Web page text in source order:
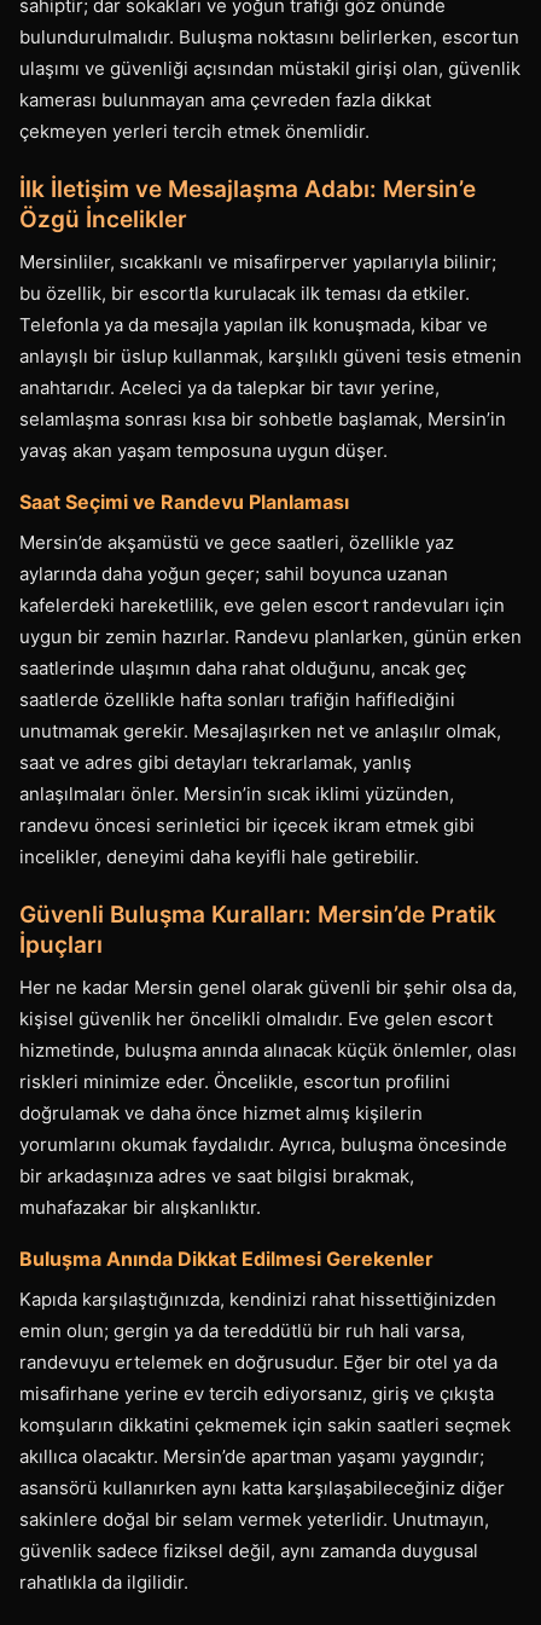
sahiptir; dar sokakları ve yoğun trafiği göz önünde
bulundurulmalıdır. Buluşma noktasını belirlerken, escortun
ulaşımı ve güvenliği açısından müstakil girişi olan, güvenlik
kamerası bulunmayan ama çevreden fazla dikkat
çekmeyen yerleri tercih etmek önemlidir.
İlk İletişim ve Mesajlaşma Adabı: Mersin’e
Özgü İncelikler
Mersinliler, sıcakkanlı ve misafirperver yapılarıyla bilinir;
bu özellik, bir escortla kurulacak ilk teması da etkiler.
Telefonla ya da mesajla yapılan ilk konuşmada, kibar ve
anlayışlı bir üslup kullanmak, karşılıklı güveni tesis etmenin
anahtarıdır. Aceleci ya da talepkar bir tavır yerine,
selamlaşma sonrası kısa bir sohbetle başlamak, Mersin’in
yavaş akan yaşam temposuna uygun düşer.
Saat Seçimi ve Randevu Planlaması
Mersin’de akşamüstü ve gece saatleri, özellikle yaz
aylarında daha yoğun geçer; sahil boyunca uzanan
kafelerdeki hareketlilik, eve gelen escort randevuları için
uygun bir zemin hazırlar. Randevu planlarken, günün erken
saatlerinde ulaşımın daha rahat olduğunu, ancak geç
saatlerde özellikle hafta sonları trafiğin hafiflediğini
unutmamak gerekir. Mesajlaşırken net ve anlaşılır olmak,
saat ve adres gibi detayları tekrarlamak, yanlış
anlaşılmaları önler. Mersin’in sıcak iklimi yüzünden,
randevu öncesi serinletici bir içecek ikram etmek gibi
incelikler, deneyimi daha keyifli hale getirebilir.
Güvenli Buluşma Kuralları: Mersin’de Pratik
İpuçları
Her ne kadar Mersin genel olarak güvenli bir şehir olsa da,
kişisel güvenlik her öncelikli olmalıdır. Eve gelen escort
hizmetinde, buluşma anında alınacak küçük önlemler, olası
riskleri minimize eder. Öncelikle, escortun profilini
doğrulamak ve daha önce hizmet almış kişilerin
yorumlarını okumak faydalıdır. Ayrıca, buluşma öncesinde
bir arkadaşınıza adres ve saat bilgisi bırakmak,
muhafazakar bir alışkanlıktır.
Buluşma Anında Dikkat Edilmesi Gerekenler
Kapıda karşılaştığınızda, kendinizi rahat hissettiğinizden
emin olun; gergin ya da tereddütlü bir ruh hali varsa,
randevuyu ertelemek en doğrusudur. Eğer bir otel ya da
misafirhane yerine ev tercih ediyorsanız, giriş ve çıkışta
komşuların dikkatini çekmemek için sakin saatleri seçmek
akıllıca olacaktır. Mersin’de apartman yaşamı yaygındır;
asansörü kullanırken aynı katta karşılaşabileceğiniz diğer
sakinlere doğal bir selam vermek yeterlidir. Unutmayın,
güvenlik sadece fiziksel değil, aynı zamanda duygusal
rahatlıkla da ilgilidir.